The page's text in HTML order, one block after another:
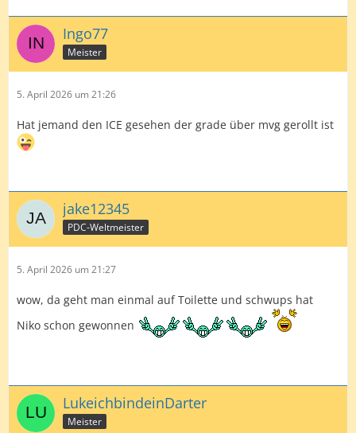
Ingo77
Meister
5. April 2026 um 21:26
Hat jemand den ICE gesehen der grade über mvg gerollt ist
jake12345
PDC-Weltmeister
5. April 2026 um 21:27
wow, da geht man einmal auf Toilette und schwups hat
Niko schon gewonnen
LukeichbindeinDarter
Meister